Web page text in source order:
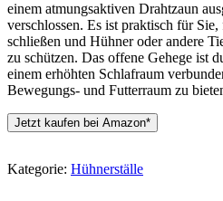
einem atmungsaktiven Drahtzaun
verschlossen. Es ist praktisch für
schließen und Hühner oder andere
zu schützen. Das offene Gehege ist
einem erhöhten Schlafraum
Bewegungs- und Futterraum zu
Jetzt kaufen bei Amazon*
Kategorie: Hühnerställe